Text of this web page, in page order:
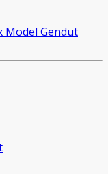
Model Gendut